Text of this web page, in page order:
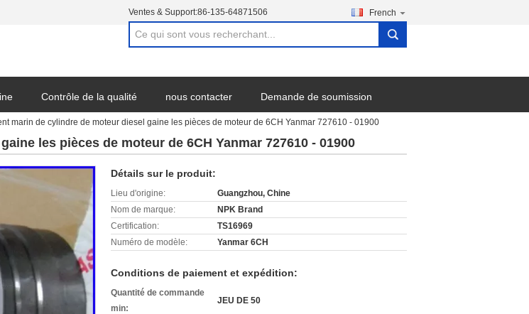
Ventes & Support:86-135-64871506 French
search
Contrôle de la qualité nous contacter Demande de soumission
marin de cylindre de moteur diesel gaine les pièces de moteur de 6CH Yanmar 727610 - 01900
les pièces de moteur de 6CH Yanmar 727610 - 01900
Détails sur le produit:
Lieu d'origine:
Guangzhou, Chine
Nom de marque:
NPK Brand
Certification:
TS16969
Numéro de modèle:
Yanmar 6CH
Conditions de paiement et expédition:
Quantité de commande
min:
JEU DE 50